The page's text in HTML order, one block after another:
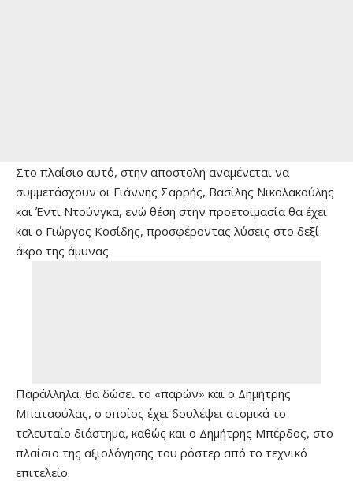
Στο πλαίσιο αυτό, στην αποστολή αναμένεται να
συμμετάσχουν οι Γιάννης Σαρρής, Βασίλης Νικολακούλης
και Έντι Ντούνγκα, ενώ θέση στην προετοιμασία θα έχει
και ο Γιώργος Κοσίδης, προσφέροντας λύσεις στο δεξί
άκρο της άμυνας.
Παράλληλα, θα δώσει το «παρών» και ο Δημήτρης
Μπαταούλας, ο οποίος έχει δουλέψει ατομικά το
τελευταίο διάστημα, καθώς και ο Δημήτρης Μπέρδος, στο
πλαίσιο της αξιολόγησης του ρόστερ από το τεχνικό
επιτελείο.